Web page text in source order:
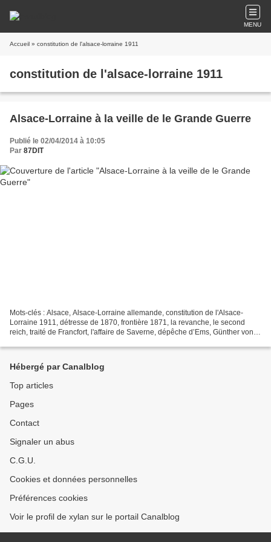
MENU
Accueil » constitution de l'alsace-lorraine 1911
constitution de l'alsace-lorraine 1911
Alsace-Lorraine à la veille de le Grande Guerre
Publié le 02/04/2014 à 10:05
Par 87DIT
Mots-clés : Alsace, Alsace-Lorraine allemande, constitution de l'Alsace-
Lorraine 1911, détresse de 1870, frontière 1871, la revanche, le second
reich, traité de Francfort, l'affaire de Saverne, dépêche d’Ems, Günther von
Hébergé par Canalblog
Top articles
Pages
Contact
Signaler un abus
C.G.U.
Cookies et données personnelles
Préférences cookies
Voir le profil de xylan sur le portail Canalblog